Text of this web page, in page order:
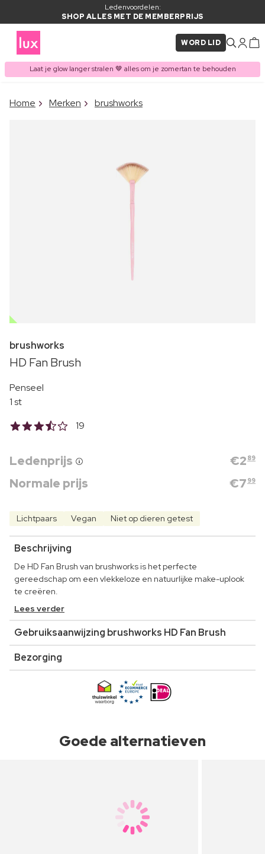
Ledenvoordelen:
SHOP ALLES MET DE MEMBERPRIJS
WORD LID
Laat je glow langer stralen 🤎 alles om je zomertan te behouden
ITEM TOEGEVOEGD AAN
Home Merken brushworks
OUTLET
brushworks
HD Fan Brush
Penseel
1 st
19
Ledenprijs €2 89
Normale prijs €7 99
Lichtpaars Vegan Niet op dieren getest
Beschrijving
De HD Fan Brush van brushworks is het perfecte
gereedschap om een vlekkeloze en natuurlijke make-uplook
te creëren.
Lees verder
Gebruiksaanwijzing brushworks HD Fan Brush
Bezorging
Goede alternatieven